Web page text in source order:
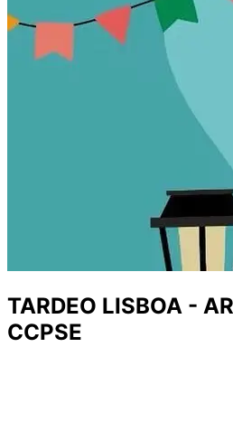
TARDEO LISBOA -
CCPSE